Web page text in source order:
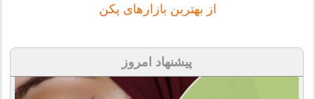
از بهترین بازارهای پکن
پیشنهاد امروز